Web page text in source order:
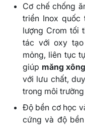
Cơ chế chống
triển Inox quốc
lượng Crom tối
tác với oxy
mỏng, liên tục
giúp măng
với lưu chất,
trong môi
Độ bền cơ học
cứng và độ